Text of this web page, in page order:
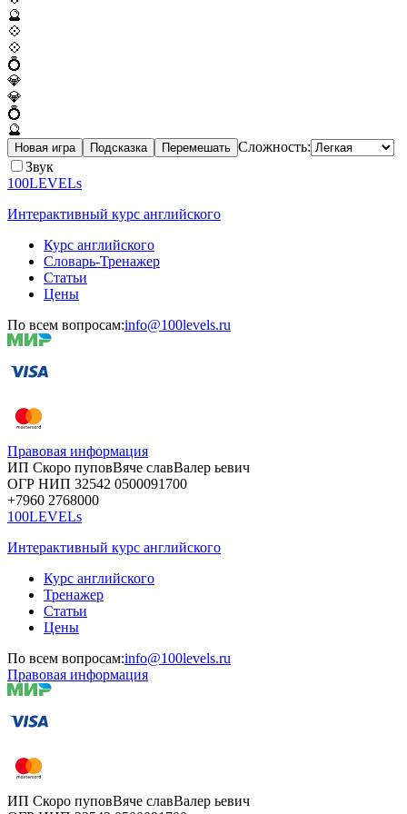
🔮
💠
💠
💍
💎
💎
💍
🔮
Новая игра Подсказка Перемешать Сложность:
Звук
100LEVELs
Интерактивный курс английского
Курс английского
Словарь-Тренажер
Статьи
Цены
По всем вопросам:info@100levels.ru
Правовая информация
ИП Скоро пуповВяче славВалер ьевич
ОГР НИП 32542 0500091700
+7960 2768000
100LEVELs
Интерактивный курс английского
Курс английского
Тренажер
Статьи
Цены
По всем вопросам:info@100levels.ru
Правовая информация
ИП Скоро пуповВяче славВалер ьевич